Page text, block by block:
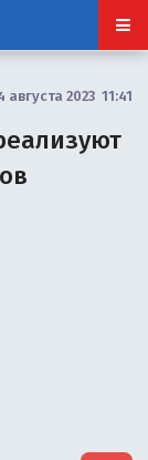
августа 2023 11:41